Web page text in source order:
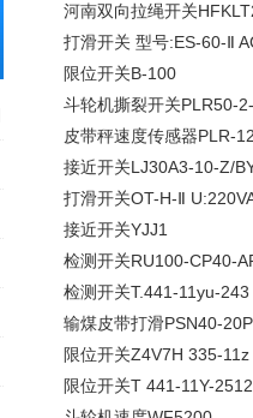
河南双向拉绳开关
打滑开关 型号:ES-60-Ⅱ
限位开关B-100
斗轮机撕裂开关PLR50-
皮带秤速度传感器PLR-
接近开关LJ30A3-10-Z/
打滑开关OT-H-Ⅱ
接近开关YJJ1
检测开关RU100-CP40-
检测开关T.441-11yu-243
输煤皮带打滑PSN40-20P
限位开关Z4V7H 335-11z
限位开关T 441-11Y-2512